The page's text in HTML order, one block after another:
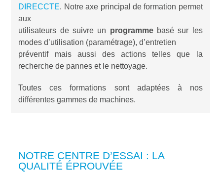
DIRECCTE. Notre axe principal de formation permet
aux
utilisateurs de suivre un programmebasé sur les
modes d’utilisation (paramétrage), d’entretien
préventif mais aussi des actions telles que la
recherche de pannes et le nettoyage.
Toutes ces formations sont adaptées à nos
différentes gammes de machines.
NOTRE CENTRE D’ESSAI : LA
QUALITÉ ÉPROUVÉE